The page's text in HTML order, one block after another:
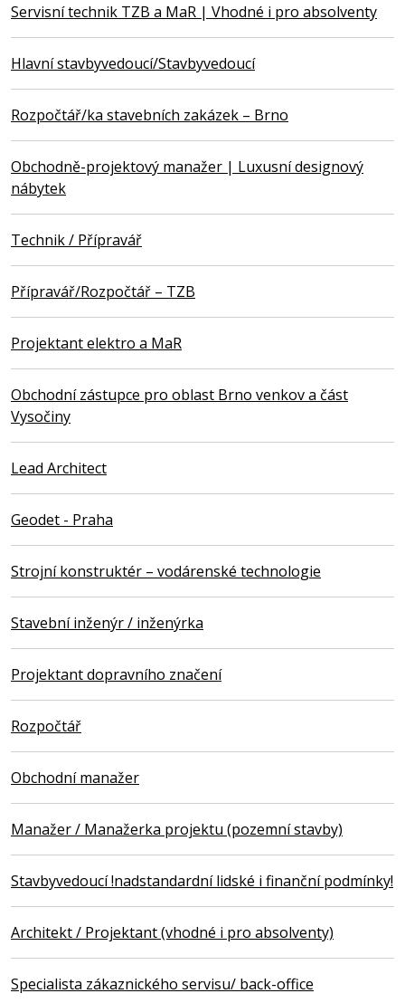
Servisní technik TZB a MaR | Vhodné i pro absolventy
Hlavní stavbyvedoucí/Stavbyvedoucí
Rozpočtář/ka stavebních zakázek – Brno
Obchodně-projektový manažer | Luxusní designový
nábytek
Technik / Přípravář
Přípravář/Rozpočtář – TZB
Projektant elektro a MaR
Obchodní zástupce pro oblast Brno venkov a část
Vysočiny
Lead Architect
Geodet - Praha
Strojní konstruktér – vodárenské technologie
Stavební inženýr / inženýrka
Projektant dopravního značení
Rozpočtář
Obchodní manažer
Manažer / Manažerka projektu (pozemní stavby)
Stavbyvedoucí !nadstandardní lidské i finanční podmínky!
Architekt / Projektant (vhodné i pro absolventy)
Specialista zákaznického servisu/ back-office